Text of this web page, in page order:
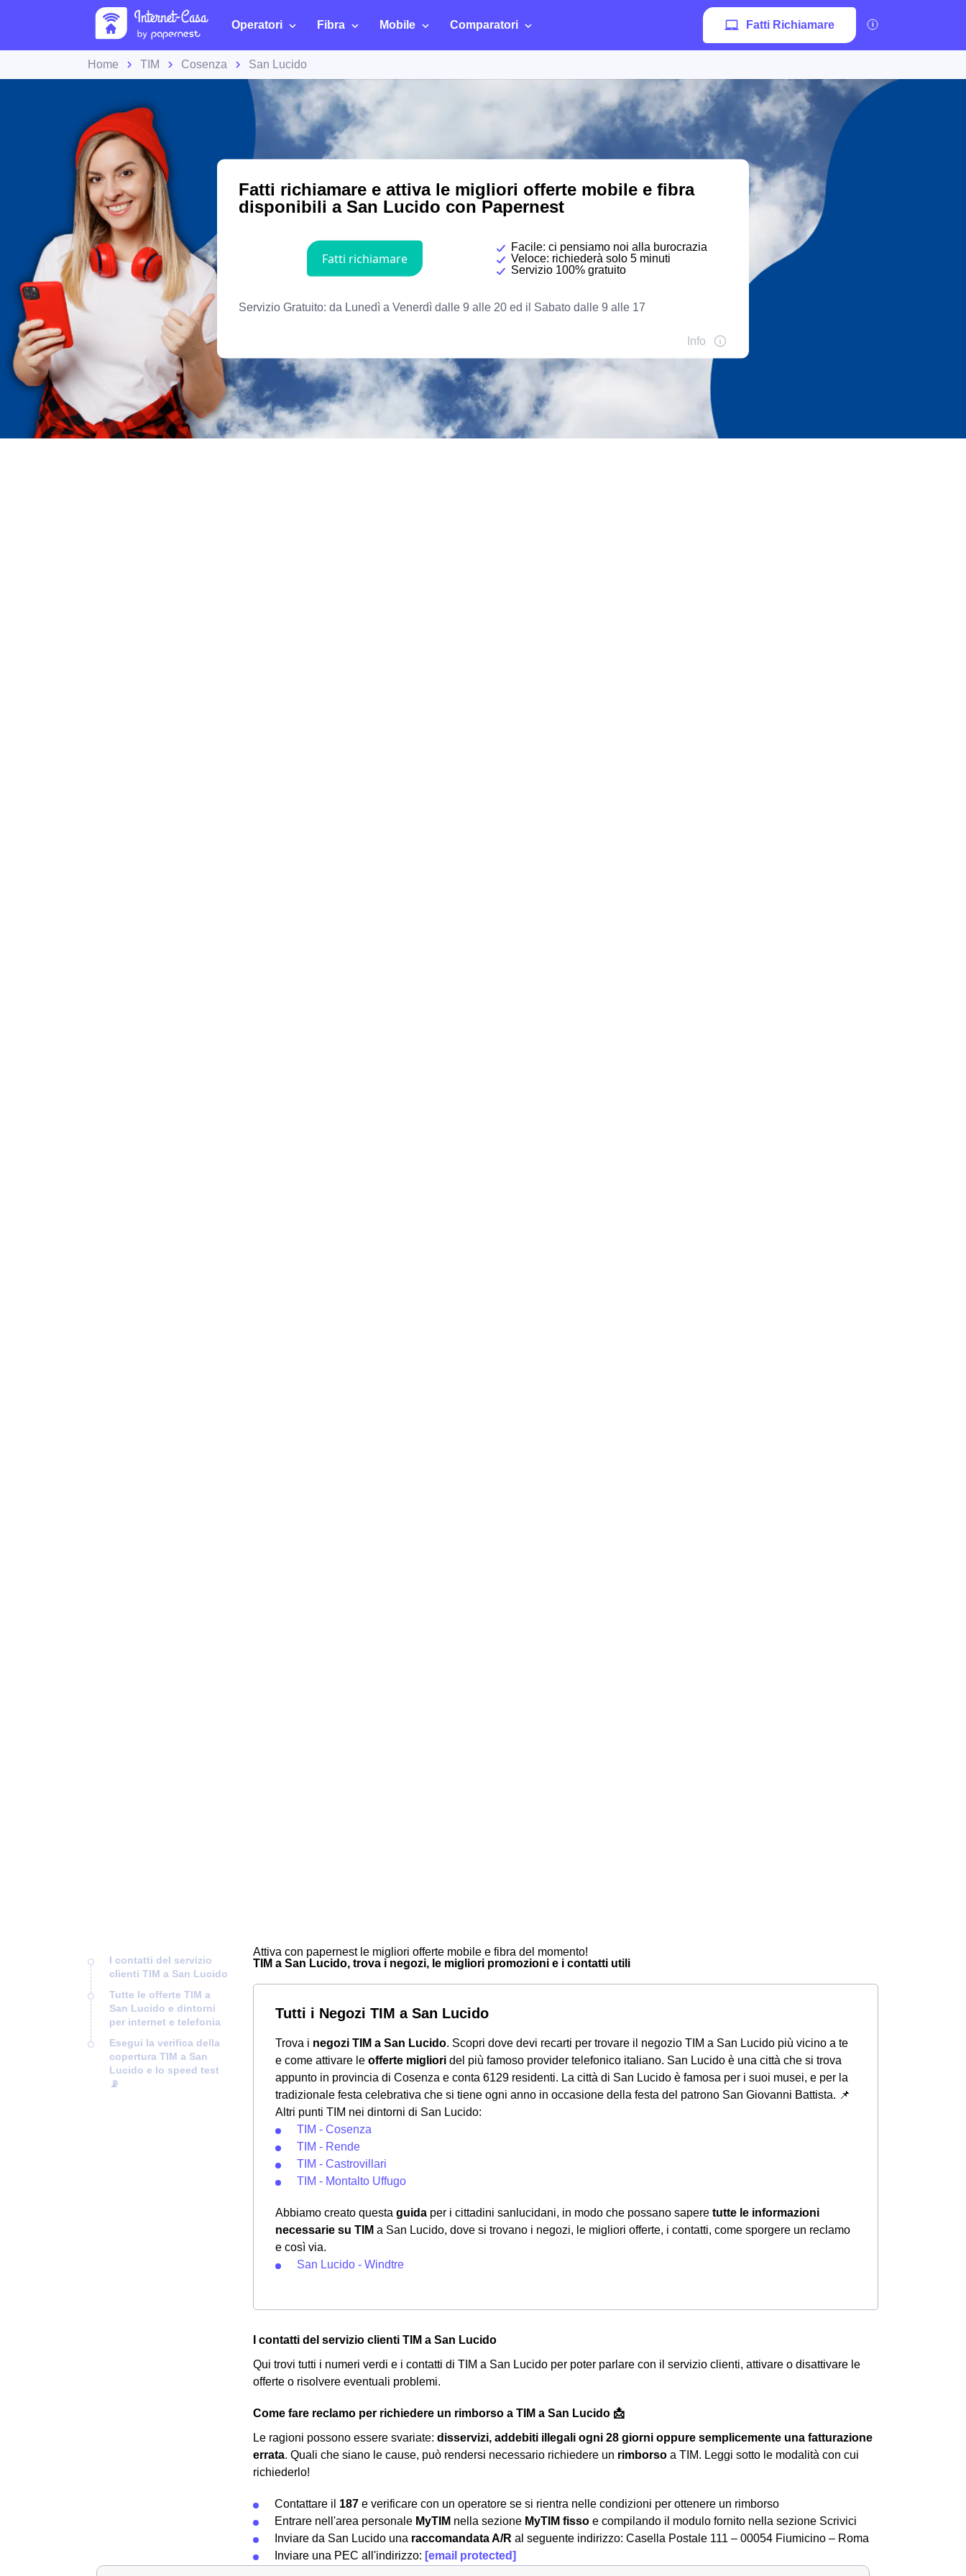
Operatori Fibra Mobile Comparatori Fatti Richiamare
Home TIM Cosenza San Lucido
I contatti del servizio
clienti TIM a San Lucido
Tutte le offerte TIM a
San Lucido e dintorni
per internet e telefonia
Esegui la verifica della
copertura TIM a San
Lucido e lo speed test
📡
Attiva con papernest le migliori offerte mobile e fibra del momento!
TIM a San Lucido, trova i negozi, le migliori promozioni e i contatti utili
Tutti i Negozi TIM a San Lucido
Trova i negozi TIM a San Lucido. Scopri dove devi recarti per trovare il negozio TIM a San Lucido più vicino a te
e come attivare le offerte migliori del più famoso provider telefonico italiano. San Lucido è una città che si trova
appunto in provincia di Cosenza e conta 6129 residenti. La città di San Lucido è famosa per i suoi musei, e per la
tradizionale festa celebrativa che si tiene ogni anno in occasione della festa del patrono San Giovanni Battista. 📌
Altri punti TIM nei dintorni di San Lucido:
TIM - Cosenza
TIM - Rende
TIM - Castrovillari
TIM - Montalto Uffugo
Abbiamo creato questa guida per i cittadini sanlucidani, in modo che possano sapere tutte le informazioni
necessarie su TIM a San Lucido, dove si trovano i negozi, le migliori offerte, i contatti, come sporgere un reclamo
e così via.
San Lucido - Windtre
I contatti del servizio clienti TIM a San Lucido
Qui trovi tutti i numeri verdi e i contatti di TIM a San Lucido per poter parlare con il servizio clienti, attivare o disattivare le
offerte o risolvere eventuali problemi.
Come fare reclamo per richiedere un rimborso a TIM a San Lucido 📩
Le ragioni possono essere svariate: disservizi, addebiti illegali ogni 28 giorni oppure semplicemente una fatturazione
errata. Quali che siano le cause, può rendersi necessario richiedere un rimborso a TIM. Leggi sotto le modalità con cui
richiederlo!
Contattare il 187 e verificare con un operatore se si rientra nelle condizioni per ottenere un rimborso
Entrare nell'area personale MyTIM nella sezione MyTIM fisso e compilando il modulo fornito nella sezione Scrivici
Inviare da San Lucido una raccomandata A/R al seguente indirizzo: Casella Postale 111 – 00054 Fiumicino – Roma
Inviare una PEC all'indirizzo: [email protected]